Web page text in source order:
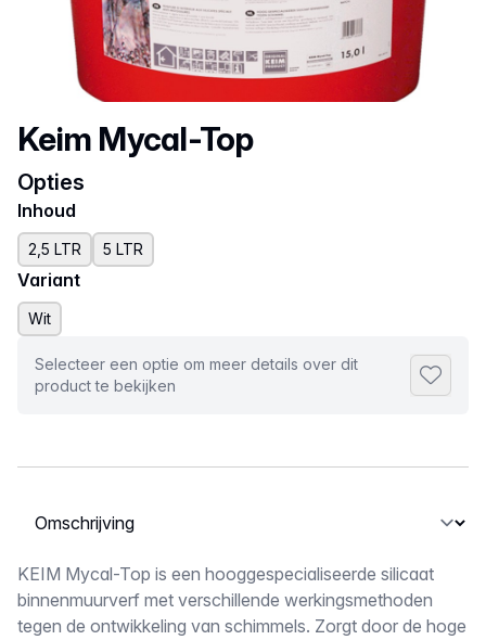
Productnaam
Keim Mycal-Top
Opties
Inhoud
2,5 LTR 5 LTR
Variant
Wit
Selecteer een optie om meer details over dit
product te bekijken
Selecteer een tabblad
Omschrijving
KEIM Mycal-Top is een hooggespecialiseerde silicaat
binnenmuurverf met verschillende werkingsmethoden
tegen de ontwikkeling van schimmels. Zorgt door de hoge